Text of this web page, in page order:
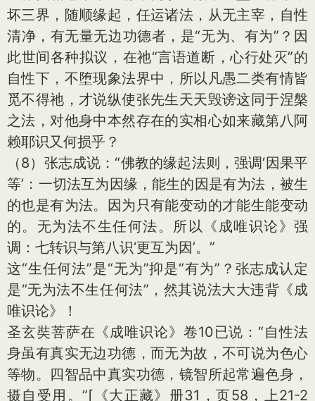
坏三界，随顺缘起，任运诸法，从无主宰，自性
清净，有无量无边功德者，是“无为、有为”？因
此世间各种拟议，在祂“言语道断，心行处灭”的
自性下，不堕现象法界中，所以凡愚二类有情皆
觅不得祂，才说纵使张先生天天毁谤这同于涅槃
之法，对他身中本然存在的实相心如来藏第八阿
赖耶识又何损乎？
（8）张志成说：“佛教的缘起法则，强调‘因果平
等’：一切法互为因缘，能生的因是有为法，被生
的也是有为法。因为只有能变动的才能生能变动
的。无为法不生任何法。所以《成唯识论》强
调：七转识与第八识‘更互为因’。”
这“生任何法”是“无为”抑是“有为”？张志成认定
是“无为法不生任何法”，然其说法大大违背《成
唯识论》！
圣玄奘菩萨在《成唯识论》卷10已说：“自性法
身虽有真实无边功德，而无为故，不可说为色心
等物。四智品中真实功德，镜智所起常遍色身，
摄自受用。”[《大正藏》册31，页58，上21-2